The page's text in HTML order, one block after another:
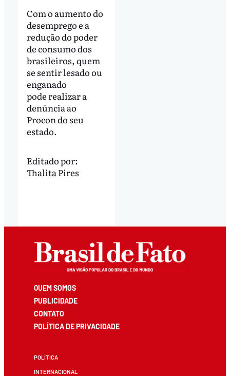
Com o aumento do
desemprego e a
redução do poder
de consumo dos
brasileiros, quem
se sentir lesado ou
enganado
pode realizar a
denúncia ao
Procon do seu
estado.
Editado por:
Thalita Pires
QUEM SOMOS
PUBLICIDADE
CONTATO
POLÍTICA DE PRIVACIDADE
POLÍTICA
INTERNACIONAL